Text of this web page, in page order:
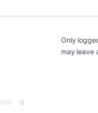
0
Only
may leave